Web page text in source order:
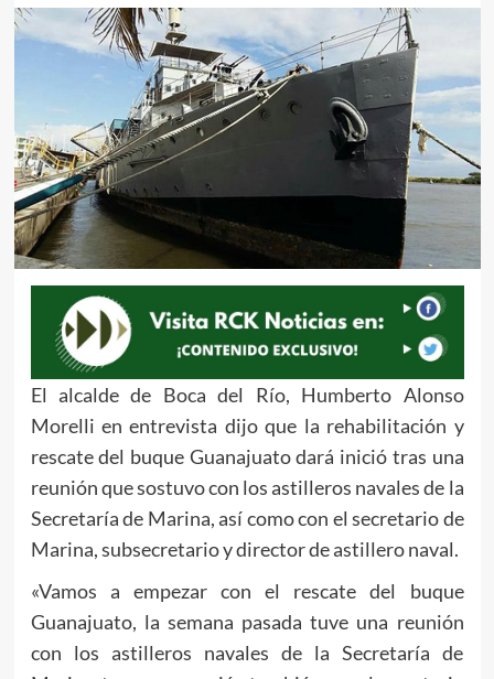
El alcalde de Boca del Río, Humberto Alonso
Morelli en entrevista dijo que la rehabilitación y
rescate del buque Guanajuato dará inició tras una
reunión que sostuvo con los astilleros navales de la
Secretaría de Marina, así como con el secretario de
Marina, subsecretario y director de astillero naval.
«Vamos a empezar con el rescate del buque
Guanajuato, la semana pasada tuve una reunión
con los astilleros navales de la Secretaría de